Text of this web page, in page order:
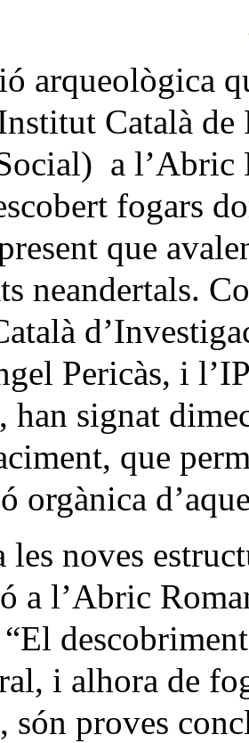
arqueològica
Català de
a l’Abric
fogars
que
neandertals.
Pericàs, i
han signat
que
orgànica
les noves
a l’Abric
“El
i alhora de
són proves